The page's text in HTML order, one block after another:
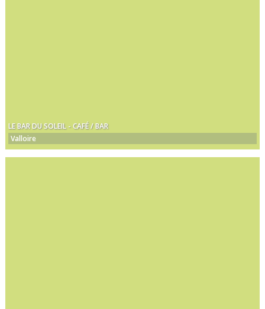
LE BAR DU SOLEIL - CAFÉ / BAR
Valloire